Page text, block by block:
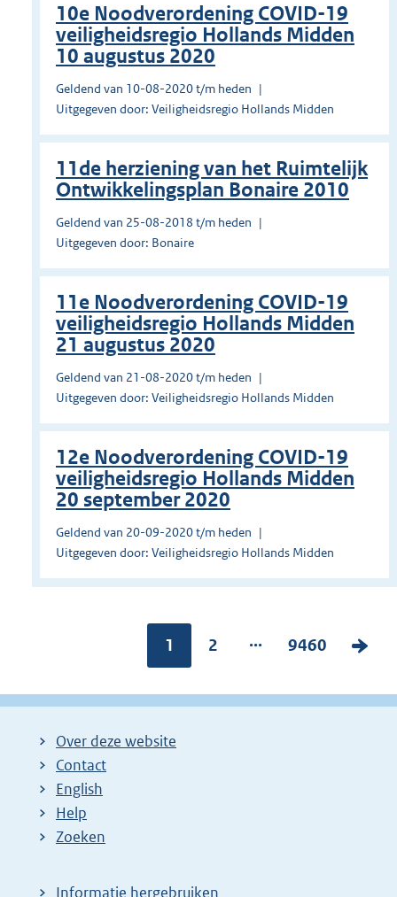
10e Noodverordening COVID-19
veiligheidsregio Hollands Midden
10 augustus 2020
Geldend van 10-08-2020 t/m heden
Uitgegeven door: Veiligheidsregio Hollands Midden
11de herziening van het Ruimtelijk
Ontwikkelingsplan Bonaire 2010
Geldend van 25-08-2018 t/m heden
Uitgegeven door: Bonaire
11e Noodverordening COVID-19
veiligheidsregio Hollands Midden
21 augustus 2020
Geldend van 21-08-2020 t/m heden
Uitgegeven door: Veiligheidsregio Hollands Midden
12e Noodverordening COVID-19
veiligheidsregio Hollands Midden
20 september 2020
Geldend van 20-09-2020 t/m heden
Uitgegeven door: Veiligheidsregio Hollands Midden
Pagina:
1
P
g
2 ...
P
g
9460
V
l
Over deze website
Contact
English
Help
Zoeken
Informatie hergebruiken